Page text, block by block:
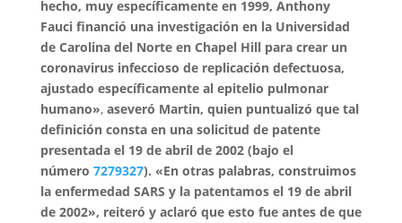
hecho, muy específicamente en 1999, Anthony
Fauci financió una investigación en la Universidad
de Carolina del Norte en Chapel Hill para crear un
coronavirus infeccioso de replicación defectuosa,
ajustado específicamente al epitelio pulmonar
humano»,aseveró Martin, quien puntualizó que tal
definición consta en una solicitud de patente
presentada el 19 de abril de 2002 (bajo el
número 7279327). «En otras palabras, construimos
la enfermedad SARS y la patentamos el 19 de abril
de 2002», reiteró y aclaró que esto fue antes de que